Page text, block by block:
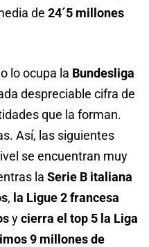
de 24´5 millones
lo ocupa la Bundesliga
despreciable cifra de
que la forman.
Así, las siguientes
se encuentran muy
la Serie B italiana
, la Ligue 2 francesa
ycierra el top 5 la Liga
9 millones de